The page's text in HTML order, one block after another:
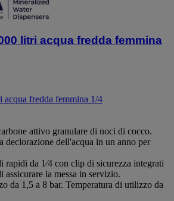
litri acqua fredda femmina
fredda femmina 1/4
attivo granulare di noci di cocco.
declorazione dell'acqua in un anno per
rapidi da 1⁄4 con clip di sicurezza integrati
assicurare la messa in servizio.
da 1,5 a 8 bar. Temperatura di utilizzo da